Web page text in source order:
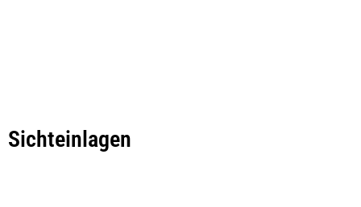
Sichteinlagen